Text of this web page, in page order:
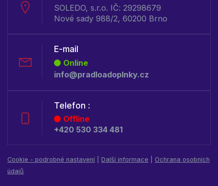
SOLEDO, s.r.o. IČ: 29298679
Nové sady 988/2, 60200 Brno
E-mail
Online
info@pradloadoplnky.cz
Telefon :
Offline
+420 530 334 481
Cookie - podrobné nastavení Další informace
Ochrana osobních
údajů